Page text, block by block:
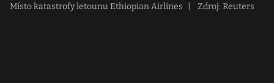
Místo katastrofy letounu Ethiopian Airlines Zdroj: Reuters